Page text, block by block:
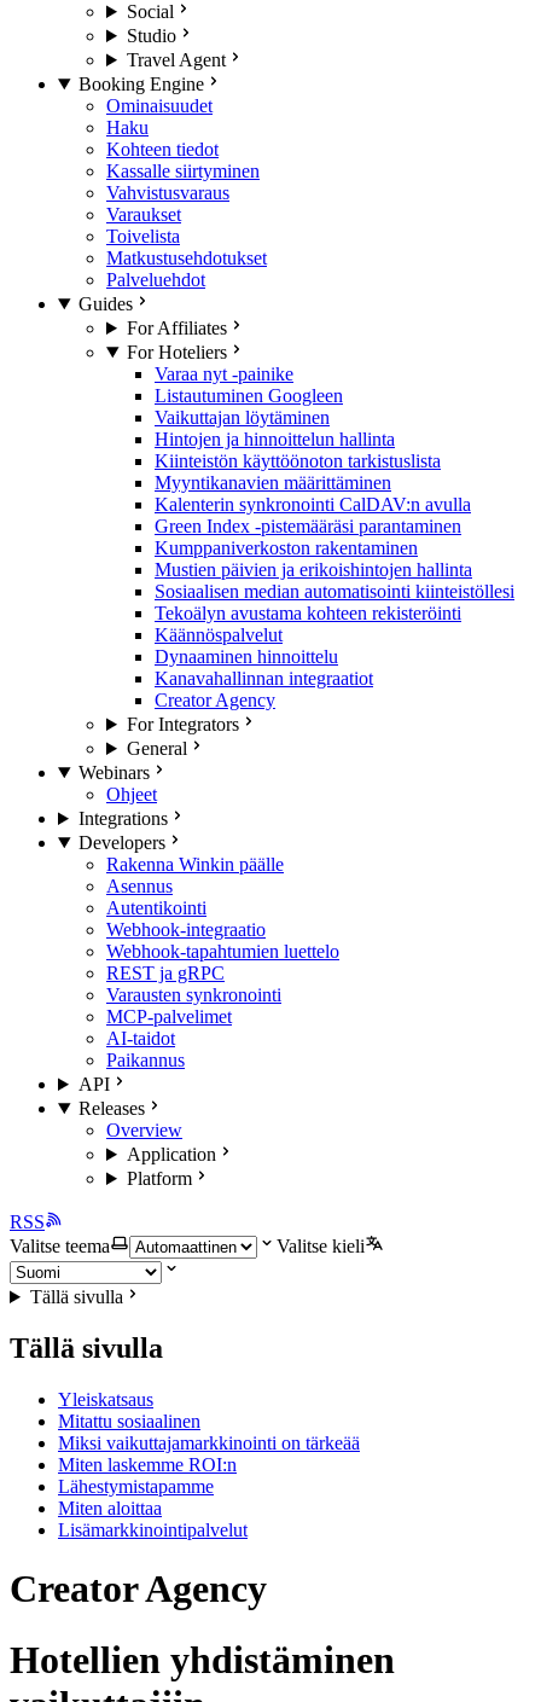
Social
Studio
Travel Agent
Booking Engine
Ominaisuudet
Haku
Kohteen tiedot
Kassalle siirtyminen
Vahvistusvaraus
Varaukset
Toivelista
Matkustusehdotukset
Palveluehdot
Guides
For Affiliates
For Hoteliers
Varaa nyt -painike
Listautuminen Googleen
Vaikuttajan löytäminen
Hintojen ja hinnoittelun hallinta
Kiinteistön käyttöönoton tarkistuslista
Myyntikanavien määrittäminen
Kalenterin synkronointi CalDAV:n avulla
Green Index -pistemääräsi parantaminen
Kumppaniverkoston rakentaminen
Mustien päivien ja erikoishintojen hallinta
Sosiaalisen median automatisointi kiinteistöllesi
Tekoälyn avustama kohteen rekisteröinti
Käännöspalvelut
Dynaaminen hinnoittelu
Kanavahallinnan integraatiot
Creator Agency
For Integrators
General
Webinars
Ohjeet
Integrations
Developers
Rakenna Winkin päälle
Asennus
Autentikointi
Webhook-integraatio
Webhook-tapahtumien luettelo
REST ja gRPC
Varausten synkronointi
MCP-palvelimet
AI-taidot
Paikannus
API
Releases
Overview
Application
Platform
RSS
Valitse teema
Valitse kieli
Tällä sivulla
Tällä sivulla
Yleiskatsaus
Mitattu sosiaalinen
Miksi vaikuttajamarkkinointi on tärkeää
Miten laskemme ROI:n
Lähestymistapamme
Miten aloittaa
Lisämarkkinointipalvelut
Creator Agency
Hotellien yhdistäminen